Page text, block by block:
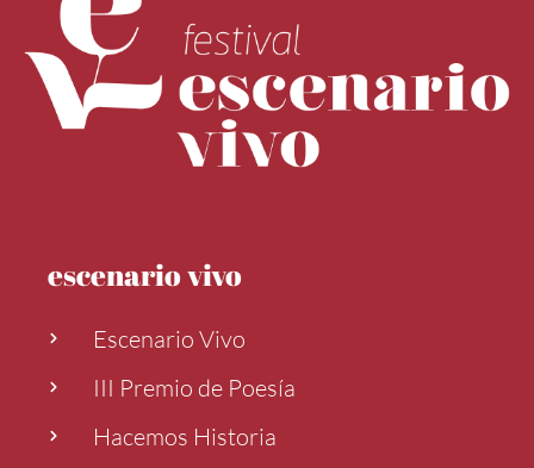
escenario vivo
Escenario Vivo
III Premio de Poesía
Hacemos Historia